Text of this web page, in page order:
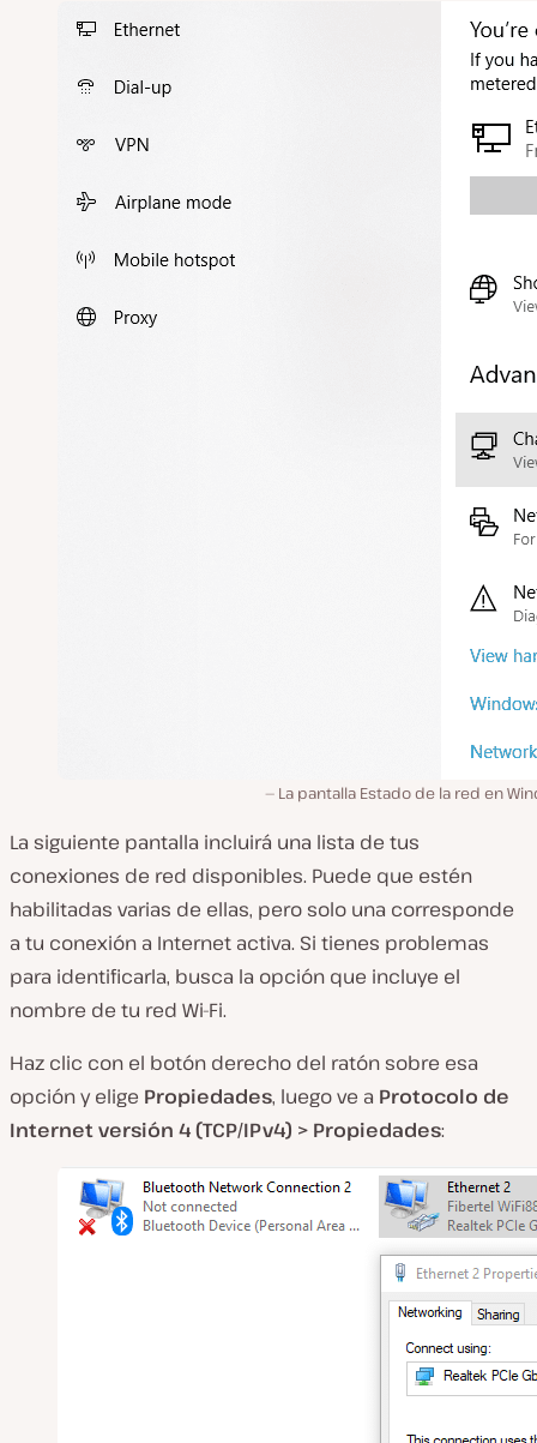
La pantalla Estado de la red en
La siguiente pantalla incluirá una lista de tus
conexiones de red disponibles. Puede que estén
habilitadas varias de ellas, pero solo una corresponde
a tu conexión a Internet activa. Si tienes problemas
para identificarla, busca la opción que incluye el
nombre de tu red Wi-Fi.
Haz clic con el botón derecho del ratón sobre esa
opción y elige Propiedades, luego ve a Protocolo de
Internet versión 4 (TCP/IPv4) > Propiedades: